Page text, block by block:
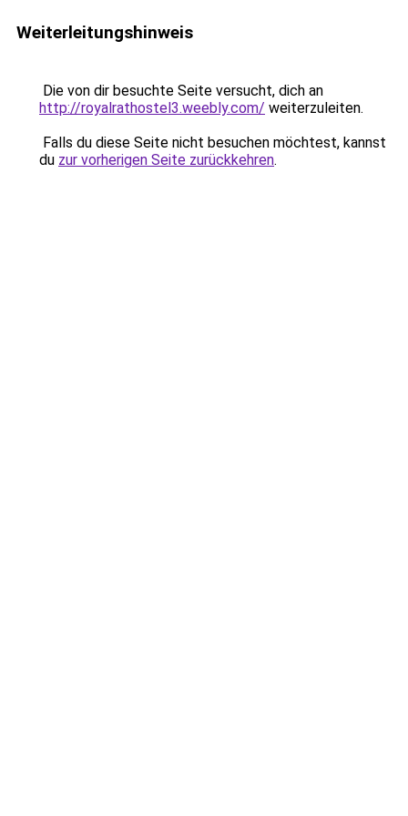
Weiterleitungshinweis
Die von dir besuchte Seite versucht, dich an
http://royalrathostel3.weebly.com/ weiterzuleiten.
Falls du diese Seite nicht besuchen möchtest, kannst
du zur vorherigen Seite zurückkehren.